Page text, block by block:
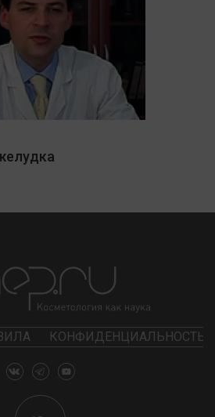
КОНФИДЕНЦИАЛЬНОСТЬ